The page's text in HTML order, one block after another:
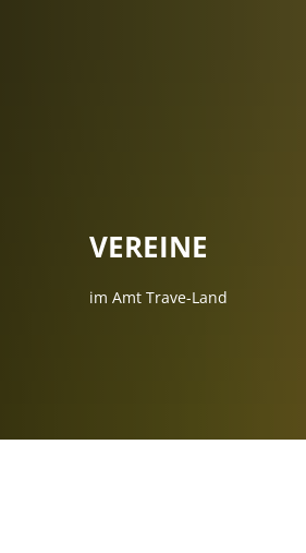
VEREINE
im Amt Trave-Land